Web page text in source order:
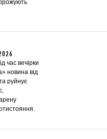
час вечірки
новина від
руйнує